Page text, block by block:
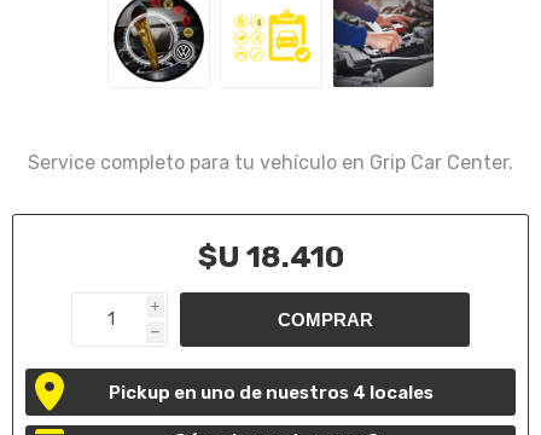
Service completo para tu vehículo en Grip Car Center.
$U 18.410
i
h
Pickup en uno de nuestros 4 locales